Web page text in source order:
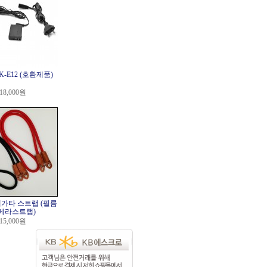
E12 (호환제품)
18,000원
가타 스트랩 (필름
라스트랩)
15,000원